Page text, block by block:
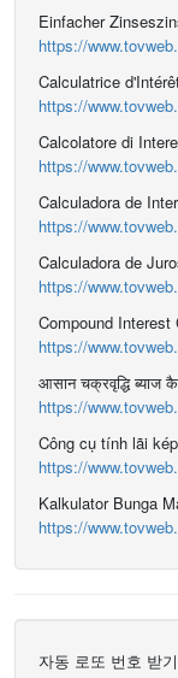
Einfacher
https://
Calculatrice
https://
Calcolatore di
https://
Calculadora de
https://
Calculadora de
https://
Compound Interest
https://
आसान चक्रवृद्धि ब्याज
https://
Công cụ tính lãi kép
https://
Kalkulator Bunga
https://
자동 로또 번호 받